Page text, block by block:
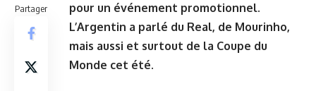
Partager
pour un événement promotionnel.
L’Argentin a parlé du Real, de Mourinho,
mais aussi et surtout de la Coupe du
Monde cet été.